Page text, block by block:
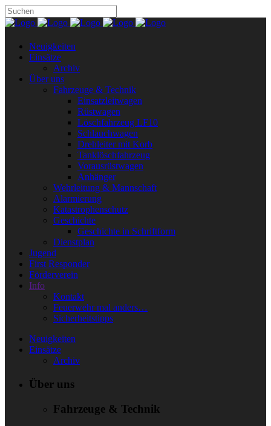
Neuigkeiten
Einsätze
Archiv
Über uns
Fahrzeuge & Technik
Einsatzleitwagen
Rüstwagen
Löschfahrzeug LF10
Schlauchwagen
Drehleiter mit Korb
Tanklöschfahrzeug
Vorausrüstwagen
Anhänger
Wehrleitung & Mannschaft
Alarmierung
Katastrophenschutz
Geschichte
Geschichte in Schriftform
Dienstplan
Jugend
First Responder
Förderverein
Info
Kontakt
Feuerwehr mal anders…
Sicherheitstipps
Neuigkeiten
Einsätze
Archiv
Über uns
Fahrzeuge & Technik